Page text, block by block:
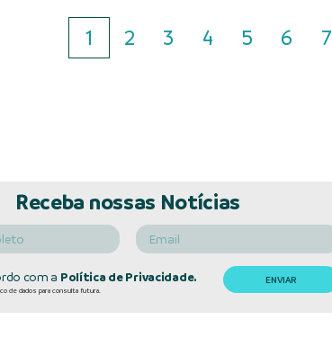
1 2 3 4 5 6 7
Receba nossas Notícias
com a Política de Privacidade.
de dados para consulta futura.